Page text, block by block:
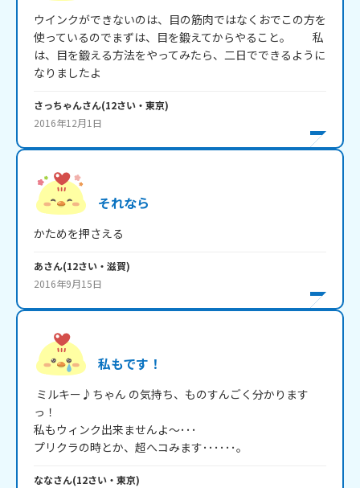
ウインクができないのは、目の筋肉ではなくおでこの方を
使っているのでまずは、目を鍛えてからやること。         私
は、目を鍛える方法をやってみたら、二日でできるように
なりましたよ
さっちゃんさん(12さい・ 東京)
2016年12月1日
それなら
かためを押さえる
あさん(12さい・ 滋賀)
2016年9月15日
私もです！
っ！
私もウィンク出来ませんよ～･･･
プリクラの時とか、超へコみます･･････。
ななさん(12さい・ 東京)